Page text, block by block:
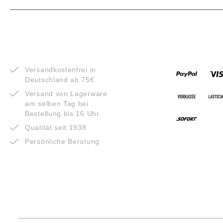
Versandkostenfrei in
Deutschland ab 75€
Versand von Lagerware
am selben Tag bei
Bestellung bis 16 Uhr
Qualität seit 1938
Persönliche Beratung